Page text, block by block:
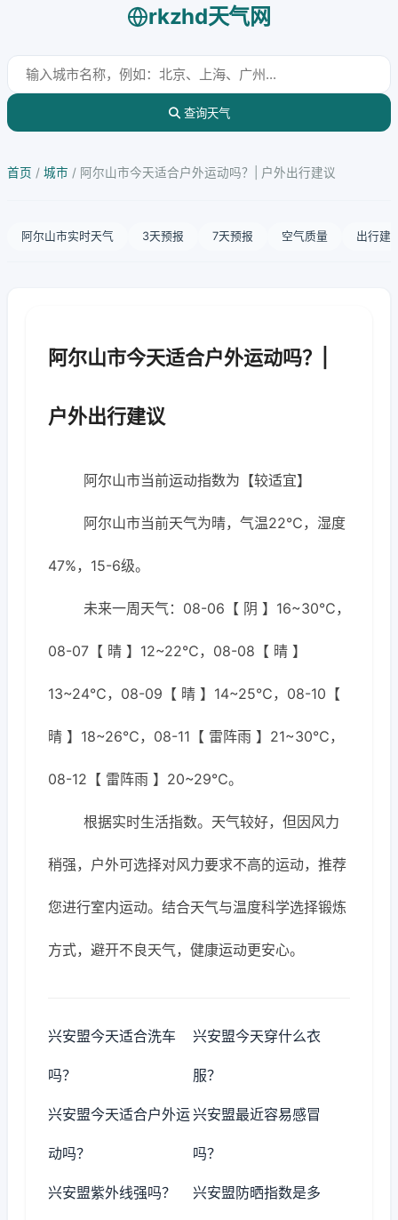
rkzhd天气网
查询天气
首页 / 城市 / 阿尔山市今天适合户外运动吗？| 户外出行建议
阿尔山市实时天气 3天预报 7天预报 空气质量 出行建
阿尔山市今天适合户外运动吗？|
户外出行建议
阿尔山市当前运动指数为【较适宜】
阿尔山市当前天气为晴，气温22℃，湿度
47%，15-6级。
未来一周天气：08-06【 阴 】16~30℃，
08-07【 晴 】12~22℃，08-08【 晴 】
13~24℃，08-09【 晴 】14~25℃，08-10【
晴 】18~26℃，08-11【 雷阵雨 】21~30℃，
08-12【 雷阵雨 】20~29℃。
根据实时生活指数。天气较好，但因风力
稍强，户外可选择对风力要求不高的运动，推荐
您进行室内运动。结合天气与温度科学选择锻炼
方式，避开不良天气，健康运动更安心。
兴安盟今天适合洗车
吗？
兴安盟今天穿什么衣
服？
兴安盟今天适合户外运
动吗？
兴安盟最近容易感冒
吗？
兴安盟紫外线强吗？ 兴安盟防晒指数是多